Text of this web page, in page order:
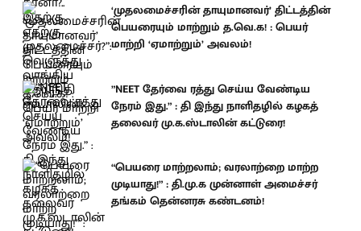
‘முதலமைச்சரின் தாயுமானவர்’ திட்டத்தின்
பெயரையும் மாற்றும் த.வெ.க! : பெயர்
மாற்றி ‘ஏமாற்றும்’ அவலம்!
”NEET தேர்வை ரத்து செய்ய வேண்டிய
நேரம் இது.” : தி இந்து நாளிதழில் கழகத்
தலைவர் மு.க.ஸ்டாலின் கட்டுரை!
“பெயரை மாற்றலாம்; வரலாற்றை மாற்ற
முடியாது!” : தி.மு.க முன்னாள் அமைச்சர்
தங்கம் தென்னரசு கண்டனம்!